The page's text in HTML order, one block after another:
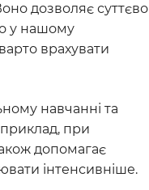
дозволяє суттєво
у нашому
врахувати
навчанні та
при
допомагає
інтенсивніше.